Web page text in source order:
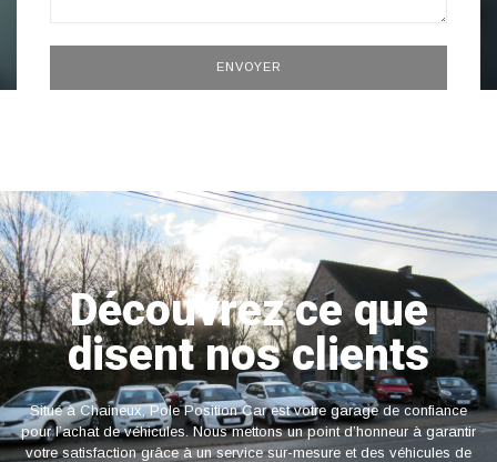
ENVOYER
AVIS CLIENT
Découvrez ce que
disent nos clients
Situé à Chaineux, Pole Position Car est votre garage de confiance
pour l’achat de véhicules. Nous mettons un point d’honneur à garantir
votre satisfaction grâce à un service sur-mesure et des véhicules de